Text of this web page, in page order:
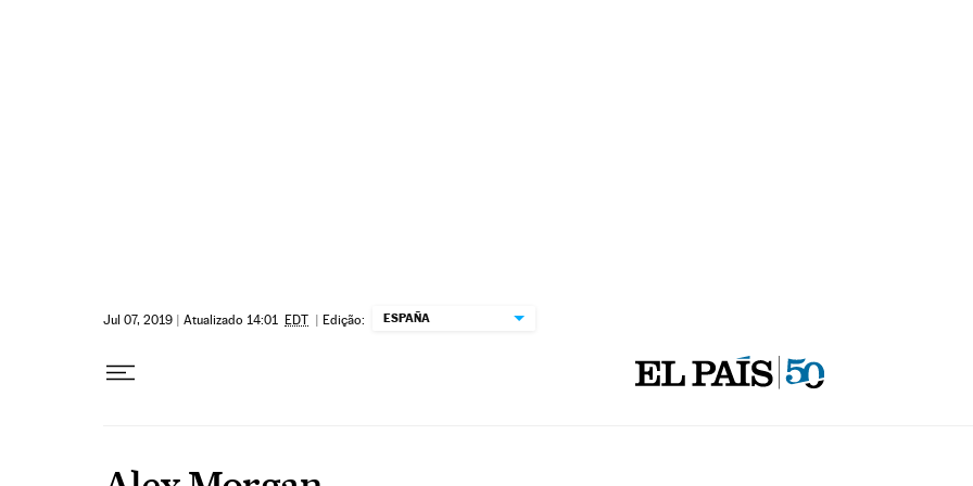
Jul 07, 2019 | Atualizado 14:01 EDT | Edição: ESPAÑA